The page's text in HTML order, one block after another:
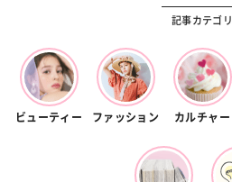
記事カテゴリ
ビューティー ファッション カルチャー